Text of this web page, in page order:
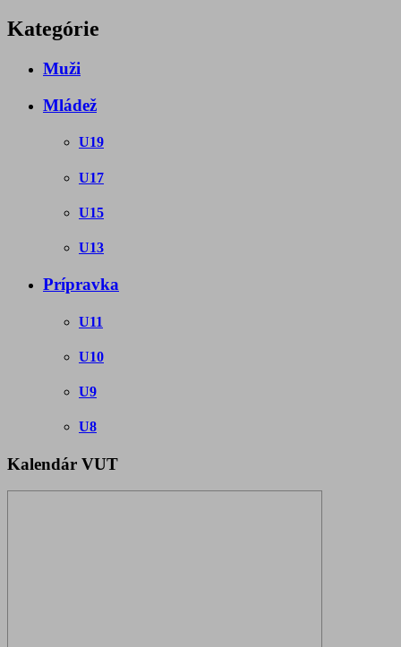
Kategórie
Muži
Mládež
U19
U17
U15
U13
Prípravka
U11
U10
U9
U8
Kalendár VUT